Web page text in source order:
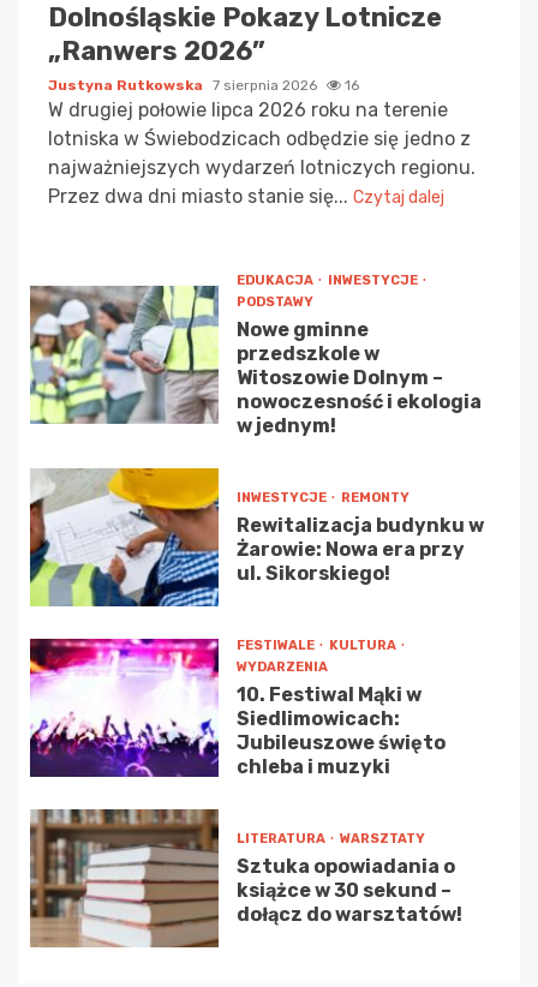
Dolnośląskie Pokazy Lotnicze
„Ranwers 2026”
Justyna Rutkowska 7 sierpnia 2026 16
W drugiej połowie lipca 2026 roku na terenie
lotniska w Świebodzicach odbędzie się jedno z
najważniejszych wydarzeń lotniczych regionu.
Przez dwa dni miasto stanie się... Czytaj dalej
EDUKACJA
INWESTYCJE
PODSTAWY
Nowe gminne
przedszkole w
Witoszowie Dolnym –
nowoczesność i ekologia
w jednym!
INWESTYCJE REMONTY
Rewitalizacja budynku w
Żarowie: Nowa era przy
ul. Sikorskiego!
FESTIWALE
KULTURA
WYDARZENIA
10. Festiwal Mąki w
Siedlimowicach:
Jubileuszowe święto
chleba i muzyki
LITERATURA WARSZTATY
Sztuka opowiadania o
książce w 30 sekund –
dołącz do warsztatów!